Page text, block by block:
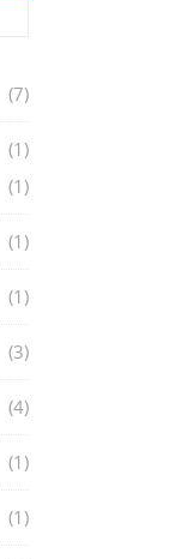
(7)
(1)
(1)
(1)
(1)
(3)
(4)
(1)
(1)